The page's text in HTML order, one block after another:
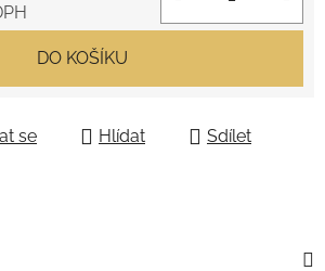
DO KOŠÍKU
se Hlídat Sdílet